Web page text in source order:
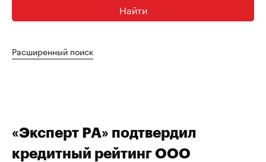
Найти
Расширенный поиск
«Эксперт РА» подтвердил
кредитный рейтинг ООО